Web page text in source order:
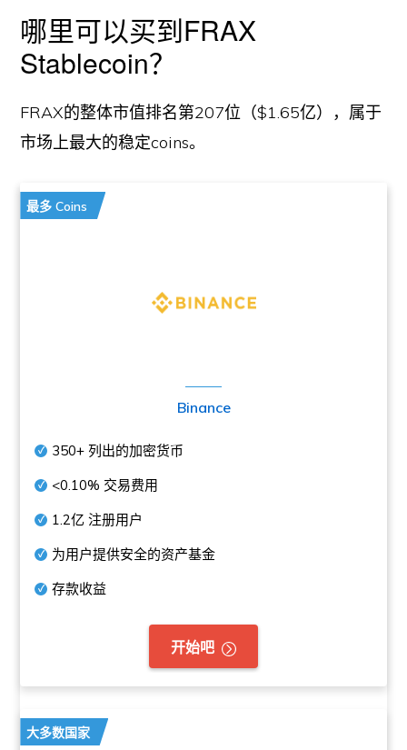
哪里可以买到FRAX
Stablecoin？
FRAX的整体市值排名第207位（$1.65亿），属于
市场上最大的稳定coins。
最多 Coins
Binance
350+ 列出的加密货币
<0.10% 交易费用
1.2亿 注册用户
为用户提供安全的资产基金
存款收益
开始吧
大多数国家